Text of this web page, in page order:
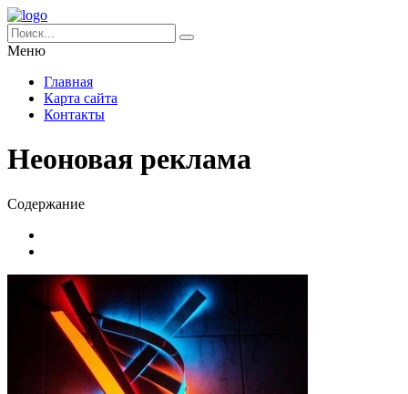
Меню
Главная
Карта сайта
Контакты
Неоновая реклама
Содержание